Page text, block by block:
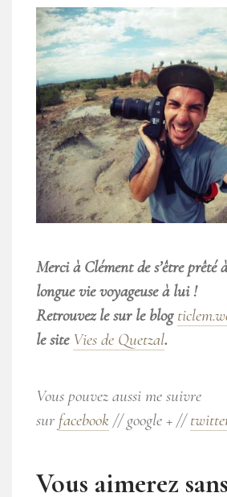
Merci à Clément de s’être prêté
longue vie voyageuse à lui !
Retrouvez le sur le blog
le site Vies de Quetzal.
Vous pouvez aussi me suivre
sur facebook // google + //
Vous aimerez